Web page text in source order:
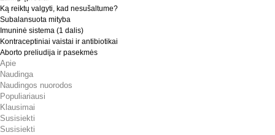
Ką reiktų valgyti, kad nesušaltume?
Subalansuota mityba
Imuninė sistema (1 dalis)
Kontraceptiniai vaistai ir antibiotikai
Aborto preliudija ir pasekmės
Apie
Naudinga
Naudingos nuorodos
Populiariausi
Klausimai
Susisiekti
Susisiekti